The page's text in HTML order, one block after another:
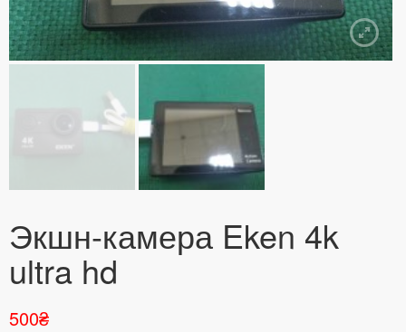
Экшн-камера Eken 4k
ultra hd
500₴